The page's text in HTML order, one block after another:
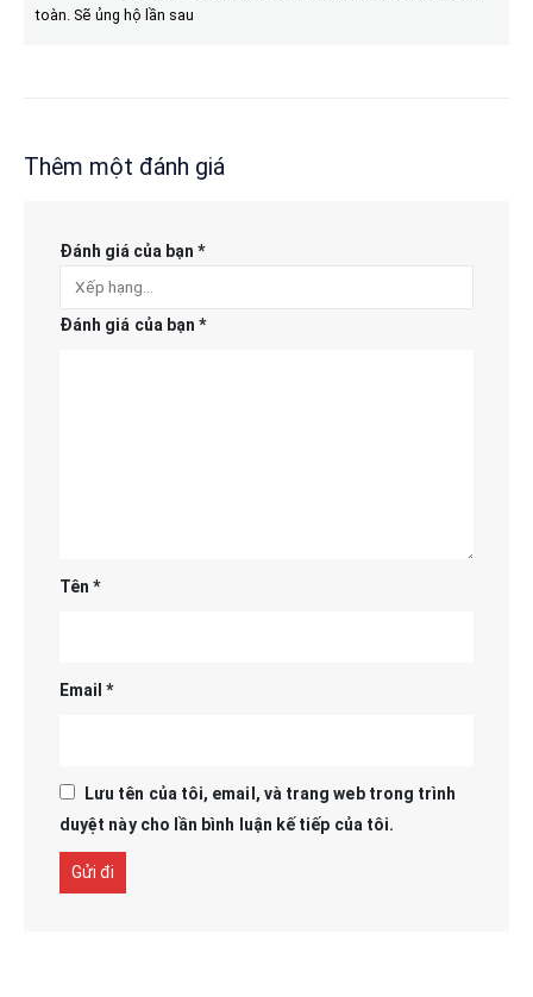
toàn. Sẽ ủng hộ lần sau
Thêm một đánh giá
Đánh giá của bạn *
Đánh giá của bạn*
Tên*
Email*
Lưu tên của tôi, email, và trang web trong trình
duyệt này cho lần bình luận kế tiếp của tôi.